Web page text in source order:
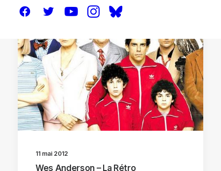
11 mai 2012
Wes Anderson – La Rétro